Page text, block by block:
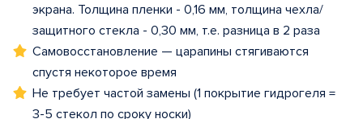
экрана. Толщина пленки - 0,16 мм, толщина чехла/
защитного стекла - 0,30 мм, т.е. разница в 2 раза
Самовосстановление — царапины стягиваются
спустя некоторое время
Не требует частой замены (1 покрытие гидрогеля =
3-5 стекол по сроку носки)